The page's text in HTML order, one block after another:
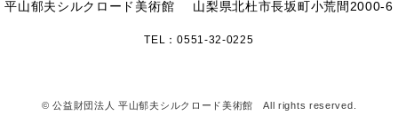
平山郁夫シルクロード美術館 山梨県北杜市長坂町小荒間2000-6
TEL：0551-32-0225
© 公益財団法人 平山郁夫シルクロード美術館 All rights reserved.